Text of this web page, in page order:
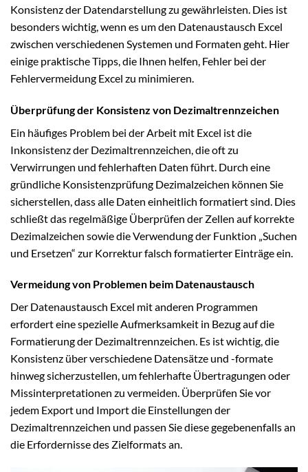
Konsistenz der Datendarstellung zu gewährleisten. Dies ist
besonders wichtig, wenn es um den Datenaustausch Excel
zwischen verschiedenen Systemen und Formaten geht. Hier
einige praktische Tipps, die Ihnen helfen, Fehler bei der
Fehlervermeidung Excel zu minimieren.
Überprüfung der Konsistenz von Dezimaltrennzeichen
Ein häufiges Problem bei der Arbeit mit Excel ist die
Inkonsistenz der Dezimaltrennzeichen, die oft zu
Verwirrungen und fehlerhaften Daten führt. Durch eine
gründliche Konsistenzprüfung Dezimalzeichen können Sie
sicherstellen, dass alle Daten einheitlich formatiert sind. Dies
schließt das regelmäßige Überprüfen der Zellen auf korrekte
Dezimalzeichen sowie die Verwendung der Funktion „Suchen
und Ersetzen“ zur Korrektur falsch formatierter Einträge ein.
Vermeidung von Problemen beim Datenaustausch
Der Datenaustausch Excel mit anderen Programmen
erfordert eine spezielle Aufmerksamkeit in Bezug auf die
Formatierung der Dezimaltrennzeichen. Es ist wichtig, die
Konsistenz über verschiedene Datensätze und -formate
hinweg sicherzustellen, um fehlerhafte Übertragungen oder
Missinterpretationen zu vermeiden. Überprüfen Sie vor
jedem Export und Import die Einstellungen der
Dezimaltrennzeichen und passen Sie diese gegebenenfalls an
die Erfordernisse des Zielformats an.